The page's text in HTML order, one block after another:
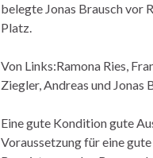
belegte Jonas Brausch vor
Platz.
Von Links:Ramona Ries,
Ziegler, Andreas und Jonas
Eine gute Kondition gute
Voraussetzung für eine